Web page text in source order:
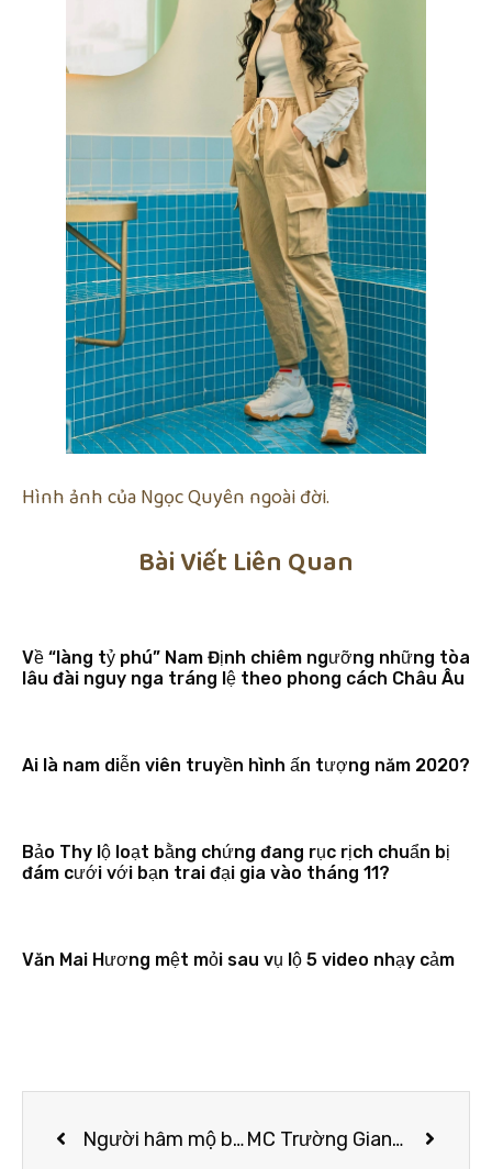
Hình ảnh của Ngọc Quyên ngoài đời.
Bài Viết Liên Quan
Về “làng tỷ phú” Nam Định chiêm ngưỡng những tòa
lâu đài nguy nga tráng lệ theo phong cách Châu Âu
Ai là nam diễn viên truyền hình ấn tượng năm 2020?
Bảo Thy lộ loạt bằng chứng đang rục rịch chuẩn bị
đám cưới với bạn trai đại gia vào tháng 11?
Văn Mai Hương mệt mỏi sau vụ lộ 5 video nhạy cảm
Người hâm mộ bất mãn tới mức bỏ theo dõi trang chính thức của Jack, chuyện gì đã xảy ra thế này? MC Trường Giang Phạm hội ngộ dàn Hoa Hậu, Á Hậu Miss World Việt Nam tại sự kiện tôn vinh áo dài Việt .